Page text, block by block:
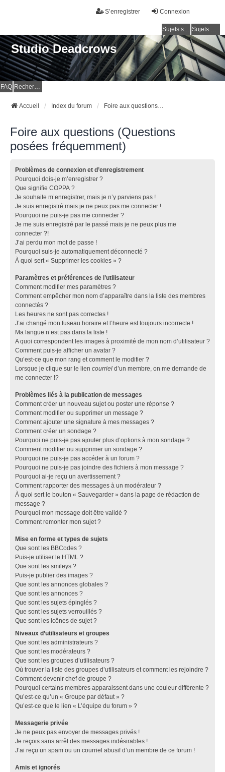
Connexion
S’enregistrer
Sujets sans réponse Sujets actifs
Studio Deadcrows
FAQ Rechercher
Accueil Index du forum Foire aux questions (Questions posées fréquemment)
Foire aux questions (Questions
posées fréquemment)
Problèmes de connexion et d’enregistrement
Pourquoi dois-je m’enregistrer ?
Que signifie COPPA ?
Je souhaite m’enregistrer, mais je n’y parviens pas !
Je suis enregistré mais je ne peux pas me connecter !
Pourquoi ne puis-je pas me connecter ?
Je me suis enregistré par le passé mais je ne peux plus me
connecter ?!
J’ai perdu mon mot de passe !
Pourquoi suis-je automatiquement déconnecté ?
À quoi sert « Supprimer les cookies » ?
Paramètres et préférences de l’utilisateur
Comment modifier mes paramètres ?
Comment empêcher mon nom d’apparaître dans la liste des membres
connectés ?
Les heures ne sont pas correctes !
J’ai changé mon fuseau horaire et l’heure est toujours incorrecte !
Ma langue n’est pas dans la liste !
A quoi correspondent les images à proximité de mon nom d’utilisateur ?
Comment puis-je afficher un avatar ?
Qu’est-ce que mon rang et comment le modifier ?
Lorsque je clique sur le lien courriel d’un membre, on me demande de
me connecter !?
Problèmes liés à la publication de messages
Comment créer un nouveau sujet ou poster une réponse ?
Comment modifier ou supprimer un message ?
Comment ajouter une signature à mes messages ?
Comment créer un sondage ?
Pourquoi ne puis-je pas ajouter plus d’options à mon sondage ?
Comment modifier ou supprimer un sondage ?
Pourquoi ne puis-je pas accéder à un forum ?
Pourquoi ne puis-je pas joindre des fichiers à mon message ?
Pourquoi ai-je reçu un avertissement ?
Comment rapporter des messages à un modérateur ?
À quoi sert le bouton « Sauvegarder » dans la page de rédaction de
message ?
Pourquoi mon message doit être validé ?
Comment remonter mon sujet ?
Mise en forme et types de sujets
Que sont les BBCodes ?
Puis-je utiliser le HTML ?
Que sont les smileys ?
Puis-je publier des images ?
Que sont les annonces globales ?
Que sont les annonces ?
Que sont les sujets épinglés ?
Que sont les sujets verrouillés ?
Que sont les icônes de sujet ?
Niveaux d’utilisateurs et groupes
Que sont les administrateurs ?
Que sont les modérateurs ?
Que sont les groupes d’utilisateurs ?
Où trouver la liste des groupes d’utilisateurs et comment les rejoindre ?
Comment devenir chef de groupe ?
Pourquoi certains membres apparaissent dans une couleur différente ?
Qu’est-ce qu’un « Groupe par défaut » ?
Qu’est-ce que le lien « L’équipe du forum » ?
Messagerie privée
Je ne peux pas envoyer de messages privés !
Je reçois sans arrêt des messages indésirables !
J’ai reçu un spam ou un courriel abusif d’un membre de ce forum !
Amis et ignorés